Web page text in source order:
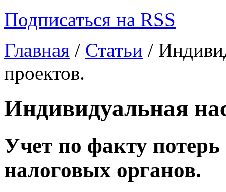
Подписаться на RSS
Главная / Статьи /
проектов.
Индивидуальная
Учет по факту
налоговых органов.